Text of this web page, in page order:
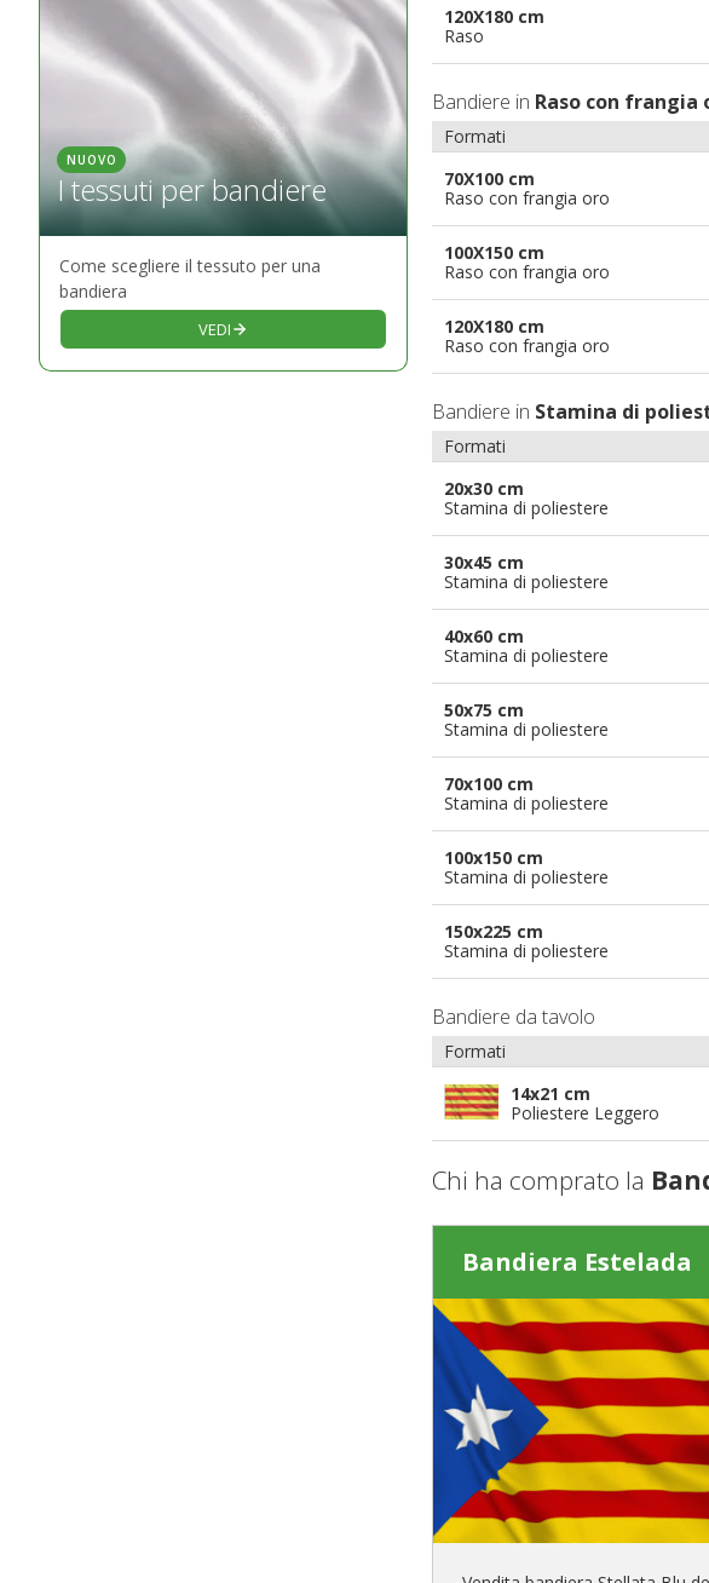
NUOVO
I tessuti per bandiere
Come scegliere il tessuto per una
bandiera
VEDI
120X180 cm
Raso
Bandiere in Raso con frangia
Formati
70X100 cm
Raso con frangia oro
100X150 cm
Raso con frangia oro
120X180 cm
Raso con frangia oro
Bandiere in Stamina di
Formati
20x30 cm
Stamina di poliestere
30x45 cm
Stamina di poliestere
40x60 cm
Stamina di poliestere
50x75 cm
Stamina di poliestere
70x100 cm
Stamina di poliestere
100x150 cm
Stamina di poliestere
150x225 cm
Stamina di poliestere
Bandiere da tavolo
Formati
14x21 cm
Poliestere Leggero
Chi ha comprato la
Bandiera Estelada